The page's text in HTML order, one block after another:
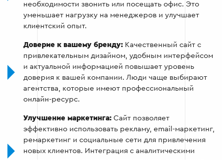
необходимости звонить или посещать офис. Это
уменьшает нагрузку на менеджеров и улучшает
клиентский опыт.
Доверие к вашему бренду: Качественный сайт с
привлекательным дизайном, удобным интерфейсом
и актуальной информацией повышает уровень
доверия к вашей компании. Люди чаще выбирают
агентства, которые имеют профессиональный
онлайн-ресурс.
Улучшение маркетинга: Сайт позволяет
эффективно использовать рекламу, email-маркетинг,
ремаркетинг и социальные сети для привлечения
новых клиентов. Интеграция с аналитическими